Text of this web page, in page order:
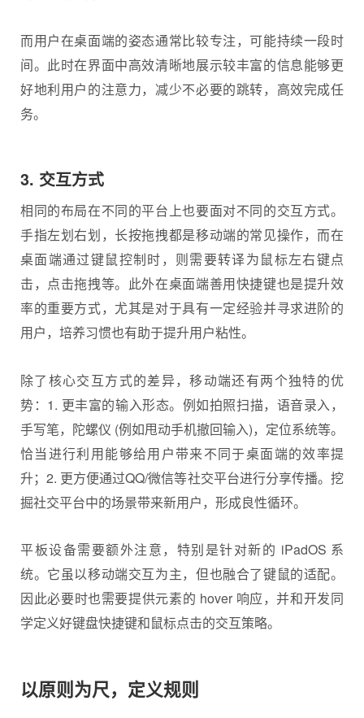
而用户在桌面端的姿态通常比较专注，可能持续一段时
间。此时在界面中高效清晰地展示较丰富的信息能够更
好地利用户的注意力，减少不必要的跳转，高效完成任
务。
3. 交互方式
相同的布局在不同的平台上也要面对不同的交互方式。
手指左划右划，长按拖拽都是移动端的常见操作，而在
桌面端通过键鼠控制时，则需要转译为鼠标左右键点
击，点击拖拽等。此外在桌面端善用快捷键也是提升效
率的重要方式，尤其是对于具有一定经验并寻求进阶的
用户，培养习惯也有助于提升用户粘性。
除了核心交互方式的差异，移动端还有两个独特的优
势：1. 更丰富的输入形态。例如拍照扫描，语音录入，
手写笔，陀螺仪 (例如甩动手机撤回输入)，定位系统等。
恰当进行利用能够给用户带来不同于桌面端的效率提
升；2. 更方便通过QQ/微信等社交平台进行分享传播。挖
掘社交平台中的场景带来新用户，形成良性循环。
平板设备需要额外注意，特别是针对新的 iPadOS 系
统。它虽以移动端交互为主，但也融合了键鼠的适配。
因此必要时也需要提供元素的 hover 响应，并和开发同
学定义好键盘快捷键和鼠标点击的交互策略。
以原则为尺，定义规则